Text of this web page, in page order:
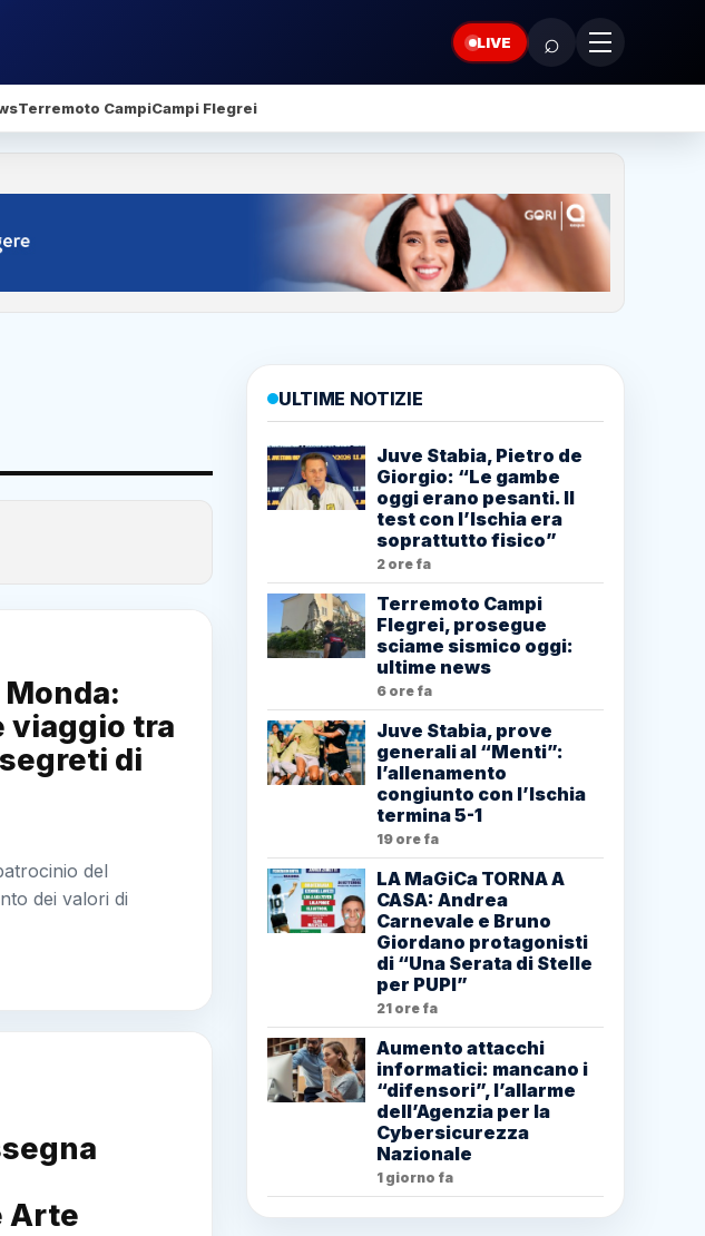
LIVE ⌕
Terremoto CampiCampi Flegrei
viaggio tra
di
del
dei valori di
Arte
ULTIME NOTIZIE
Juve Stabia, Pietro de
Giorgio: “Le gambe
oggi erano pesanti. Il
test con l’Ischia era
soprattutto fisico”
2 ore fa
Terremoto Campi
Flegrei, prosegue
sciame sismico oggi:
ultime news
6 ore fa
Juve Stabia, prove
generali al “Menti”:
l’allenamento
congiunto con l’Ischia
termina 5-1
19 ore fa
LA MaGiCa TORNA A
CASA: Andrea
Carnevale e Bruno
Giordano protagonisti
di “Una Serata di Stelle
per PUPI”
21 ore fa
Aumento attacchi
informatici: mancano i
“difensori”, l’allarme
dell’Agenzia per la
Cybersicurezza
Nazionale
1 giorno fa